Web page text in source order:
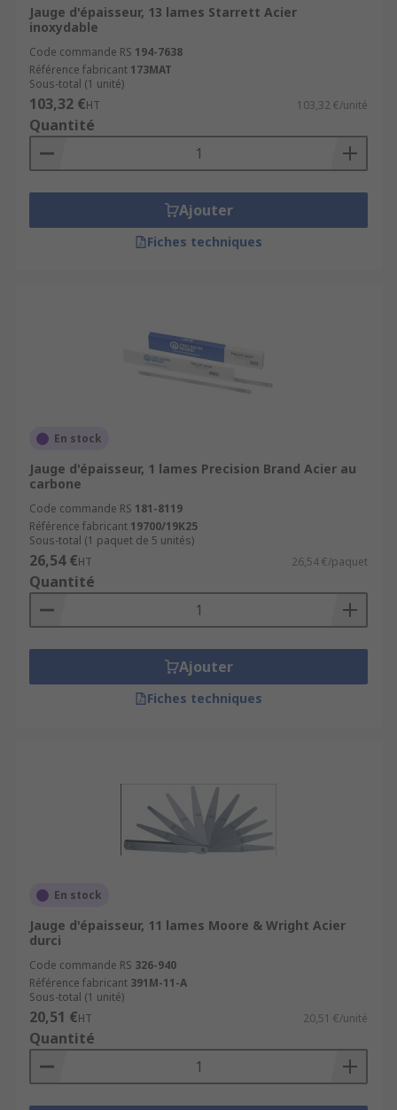
Jauge d'épaisseur, 13 lames Starrett Acier
inoxydable
Code commande RS 194-7638
Référence fabricant 173MAT
Sous-total (1 unité)
103,32 €HT 103,32 €/unité
Quantité
Ajouter
Fiches techniques
En stock
Jauge d'épaisseur, 1 lames Precision Brand Acier au
carbone
Code commande RS 181-8119
Référence fabricant 19700/19K25
Sous-total (1 paquet de 5 unités)
26,54 €HT 26,54 €/paquet
Quantité
Ajouter
Fiches techniques
En stock
Jauge d'épaisseur, 11 lames Moore & Wright Acier
durci
Code commande RS 326-940
Référence fabricant 391M-11-A
Sous-total (1 unité)
20,51 €HT 20,51 €/unité
Quantité